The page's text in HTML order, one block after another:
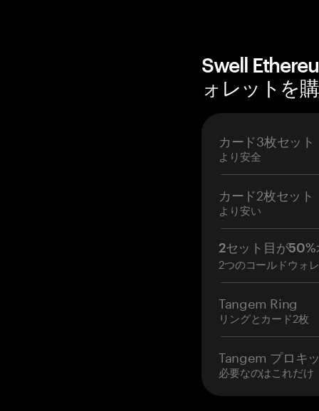
Swell
ォレットを
カード3枚セット
より安全
カード2枚セット
より安い
2セット目が50%
2つのコールドウォ
Tangem Ring
リングとカード2枚
Tangem プロキ
必要なのはこれだけ